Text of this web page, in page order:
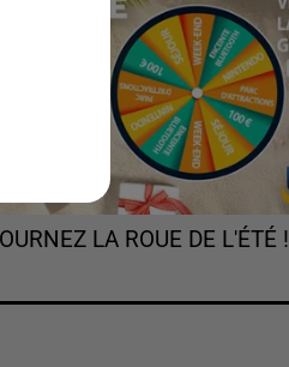
LA ROUE DE L'ÉTÉ !